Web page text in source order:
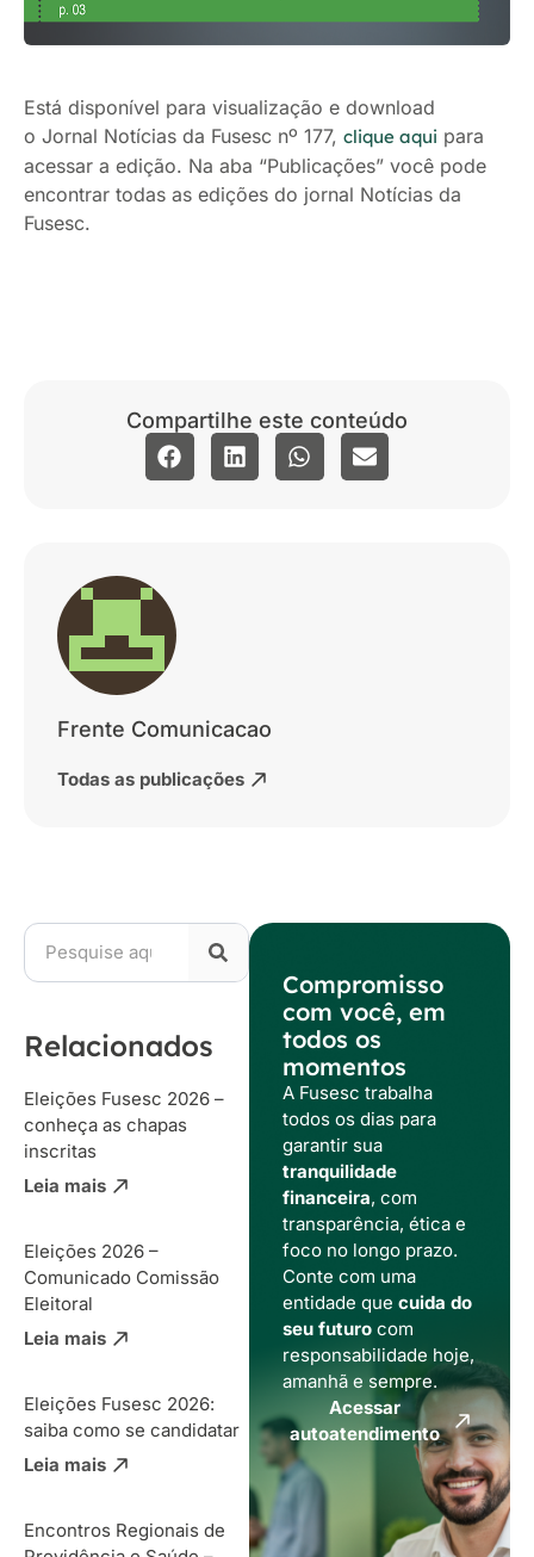
Está disponível para visualização e download
o Jornal Notícias da Fusesc nº 177, clique aqui para
acessar a edição. Na aba “Publicações” você pode
encontrar todas as edições do jornal Notícias da
Fusesc.
Compartilhe este conteúdo
Frente Comunicacao
Todas as publicações
Relacionados
Eleições Fusesc 2026 –
conheça as chapas
inscritas
Leia mais
Eleições 2026 –
Comunicado Comissão
Eleitoral
Leia mais
Eleições Fusesc 2026:
saiba como se candidatar
Leia mais
Encontros Regionais de
Compromisso
com você, em
todos os
momentos
A Fusesc trabalha
todos os dias para
garantir sua
tranquilidade
financeira, com
transparência, ética e
foco no longo prazo.
Conte com uma
entidade que cuida do
seu futurocom
responsabilidade hoje,
amanhã e sempre.
Acessar
autoatendimento